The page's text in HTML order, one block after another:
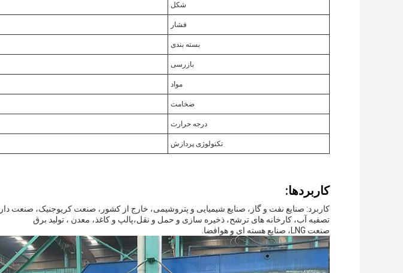
شکل
فشار
بسته بندی
بازرسی
مواد
ضخامت
درجه حرارت
تکنولوژی پردازش
کاربردها:
کاربرد: صنایع نفت و گاز، صنایع شیمیایی و پتروشیمی، خارج از کشور، صنعت کریوجنیک، صنعت
تصفیه آب، کارخانه های ترشح، ذخیره سازی و حمل و نقل،پالپ و کاغذ، معدن ، توليد برق
صنعت LNG، صنایع هسته ای و هوافضا.